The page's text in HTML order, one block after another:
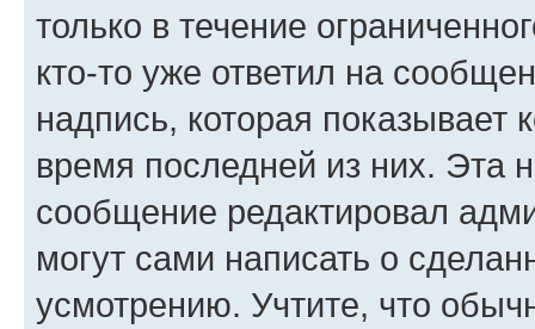
только в течение
кто-то уже ответил на
надпись, которая показывает
время последней из них. Эта
сообщение редактировал
могут сами написать о
усмотрению. Учтите, что